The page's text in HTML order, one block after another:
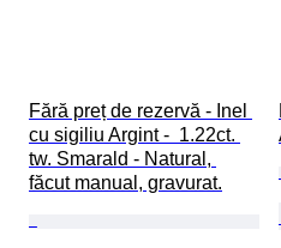
Fără preț de rezervă - Inel
cu sigiliu Argint -  1.22ct.
tw. Smarald - Natural,
făcut manual, gravurat.